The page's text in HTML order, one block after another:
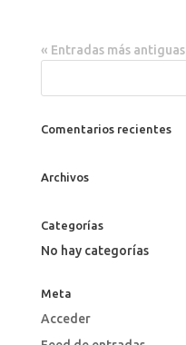
« Entradas más antiguas
Comentarios recientes
Archivos
Categorías
No hay categorías
Meta
Acceder